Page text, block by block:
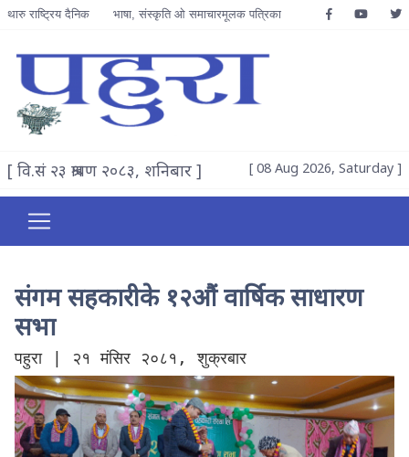
थारु राष्ट्रिय दैनिक भाषा, संस्कृति ओ समाचारमूलक पत्रिका
[ वि.सं २३ श्रावण २०८३, शनिबार ] [ 08 Aug 2026, Saturday ]
संगम सहकारीके १२औं वार्षिक साधारण
सभा
पहुरा | २१ मंसिर २०८१, शुक्रबार